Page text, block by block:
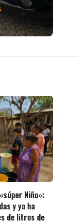
Niño»:
y ya ha
de litros de